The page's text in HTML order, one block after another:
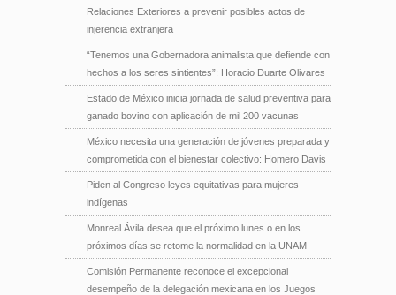
Relaciones Exteriores a prevenir posibles actos de
injerencia extranjera
“Tenemos una Gobernadora animalista que defiende con
hechos a los seres sintientes”: Horacio Duarte Olivares
Estado de México inicia jornada de salud preventiva para
ganado bovino con aplicación de mil 200 vacunas
México necesita una generación de jóvenes preparada y
comprometida con el bienestar colectivo: Homero Davis
Piden al Congreso leyes equitativas para mujeres
indígenas
Monreal Ávila desea que el próximo lunes o en los
próximos días se retome la normalidad en la UNAM
Comisión Permanente reconoce el excepcional
desempeño de la delegación mexicana en los Juegos